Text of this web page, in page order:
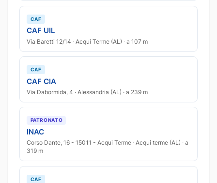
CAF
CAF UIL
Via Baretti 12/14 · Acqui Terme (AL) · a 107 m
CAF
CAF CIA
Via Dabormida, 4 · Alessandria (AL) · a 239 m
PATRONATO
INAC
Corso Dante, 16 - 15011 - Acqui Terme · Acqui terme (AL) · a
319 m
CAF